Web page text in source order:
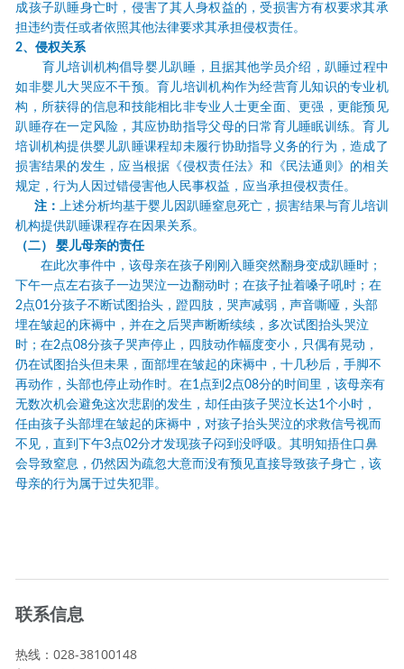
成孩子趴睡身亡时，侵害了其人身权益的，受损害方有权要求其承
担违约责任或者依照其他法律要求其承担侵权责任。
2、侵权关系
育儿培训机构倡导婴儿趴睡，且据其他学员介绍，趴睡过程中
如非婴儿大哭应不干预。育儿培训机构作为经营育儿知识的专业机
构，所获得的信息和技能相比非专业人士更全面、更强，更能预见
趴睡存在一定风险，其应协助指导父母的日常育儿睡眠训练。育儿
培训机构提供婴儿趴睡课程却未履行协助指导义务的行为，造成了
损害结果的发生，应当根据《侵权责任法》和《民法通则》的相关
规定，行为人因过错侵害他人民事权益，应当承担侵权责任。
注：
上述分析均基于婴儿因趴睡窒息死亡，损害结果与育儿培训
机构提供趴睡课程存在因果关系。
（二）
婴儿母亲的责任
在此次事件中，该母亲在孩子刚刚入睡突然翻身变成趴睡时；
下午一点左右孩子一边哭泣一边翻动时；在孩子扯着嗓子吼时；在
2 点01分孩子不断试图抬头，蹬四肢，哭声减弱，声音嘶哑，头部
埋在皱起的床褥中，并在之后哭声断断续续，多次试图抬头哭泣
时；在2 点08分孩子哭声停止，四肢动作幅度变小，只偶有晃动，
仍在试图抬头但未果，面部埋在皱起的床褥中，十几秒后，手脚不
再动作，头部也停止动作时。在1 点到 2 点08分的时间里，该母亲有
无数次机会避免这次悲剧的发生，却任由孩子哭泣长达1个小时，
任由孩子头部埋在皱起的床褥中，对孩子抬头哭泣的求救信号视而
不见，直到下午3点02分才发现孩子闷到没呼吸。其明知捂住口鼻
会导致窒息，仍然因为疏忽大意而没有预见直接导致孩子身亡，该
母亲的行为属于过失犯罪。
联系信息
热线：028-38100148